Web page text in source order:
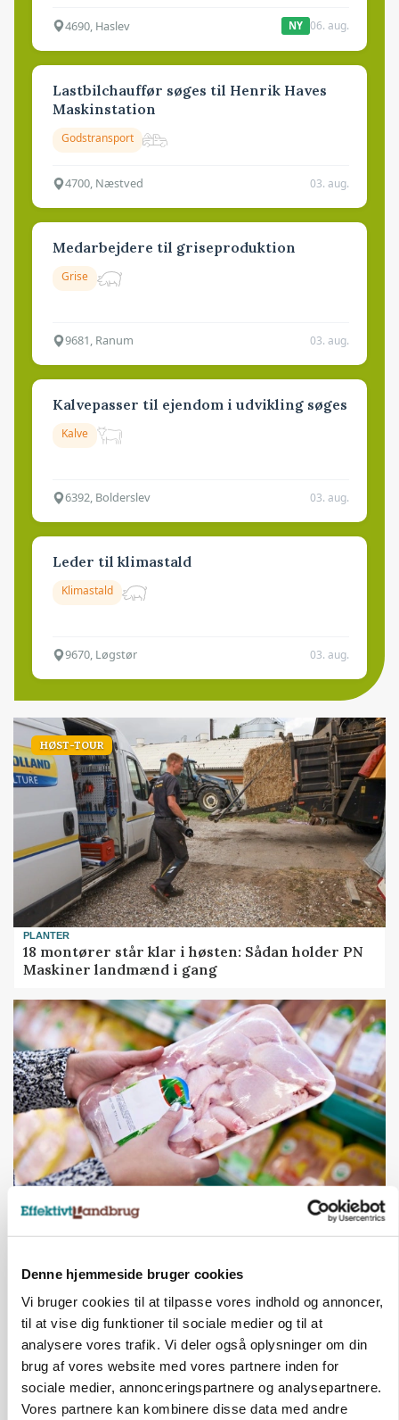
Denne hjemmeside bruger cookies
Vi bruger cookies til at tilpasse vores indhold og annoncer,
til at vise dig funktioner til sociale medier og til at
analysere vores trafik. Vi deler også oplysninger om din
brug af vores website med vores partnere inden for
sociale medier, annonceringspartnere og analysepartnere.
Vores partnere kan kombinere disse data med andre
4690, Haslev NY 06. aug.
Lastbilchauffør søges til Henrik Haves
Maskinstation
Godstransport
4700, Næstved 03. aug.
Medarbejdere til griseproduktion
Grise
9681, Ranum 03. aug.
Kalvepasser til ejendom i udvikling søges
Kalve
6392, Bolderslev 03. aug.
Leder til klimastald
Klimastald
9670, Løgstør 03. aug.
HØST-TOUR
PLANTER
18 montører står klar i høsten: Sådan holder PN
Maskiner landmænd i gang
MARKEDSFOKUS
Prisgab på 20 kroner pr. kg vokser: Polsk kylling